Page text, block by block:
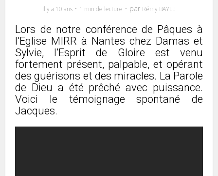
Il y a 10 ans 1 min de lecture par Rémy BAYLE
Lors de notre conférence de Pâques à
l’Eglise MIRR à Nantes chez Damas et
Sylvie, l’Esprit de Gloire est venu
fortement présent, palpable, et opérant
des guérisons et des miracles. La Parole
de Dieu a été prêché avec puissance.
Voici le témoignage spontané de
Jacques.